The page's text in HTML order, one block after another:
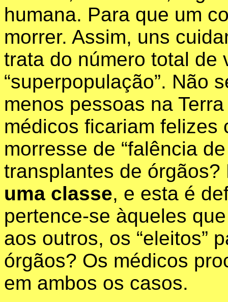
humana. Para que um
morrer. Assim, uns
trata do número total de
“superpopulação”. Não
menos pessoas na
médicos ficariam felizes
morresse de “falência
transplantes de
uma classe, e esta é
pertence-se àqueles
aos outros, os “eleitos”
órgãos? Os médicos
em ambos os casos.